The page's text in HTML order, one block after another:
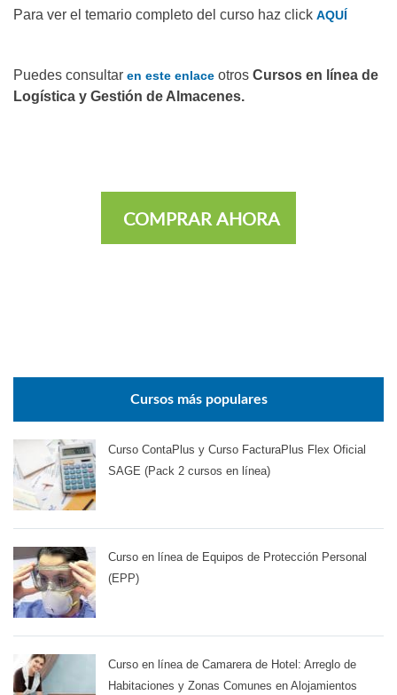
Para ver el temario completo del curso haz click AQUÍ
Puedes consultar en este enlace otros Cursos en línea de
Logística y Gestión de Almacenes.
COMPRAR AHORA
Cursos más populares
Curso ContaPlus y Curso FacturaPlus Flex Oficial
SAGE (Pack 2 cursos en línea)
Curso en línea de Equipos de Protección Personal
(EPP)
Curso en línea de Camarera de Hotel: Arreglo de
Habitaciones y Zonas Comunes en Alojamientos